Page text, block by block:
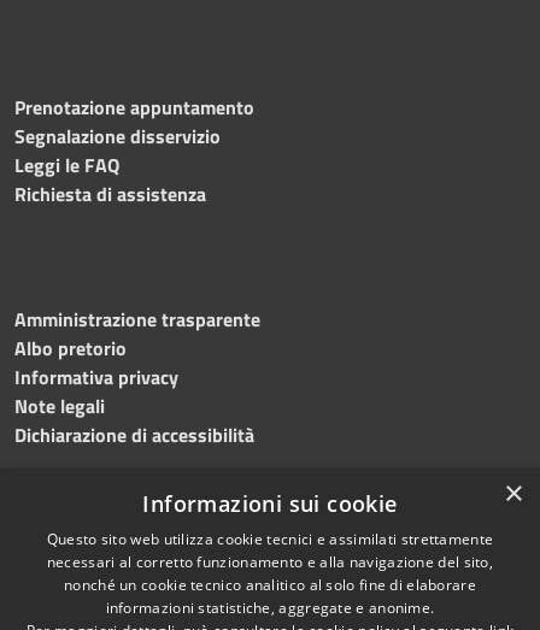
Prenotazione appuntamento
Segnalazione disservizio
Leggi le FAQ
Richiesta di assistenza
Amministrazione trasparente
Albo pretorio
Informativa privacy
Note legali
Dichiarazione di accessibilità
RSS
Accessibilità
Copyright © 2024 •
Comune diGrottaminarda
• Powered byMunicipium
×
Informazioni sui cookie
Questo sito web utilizza cookie tecnici e assimilati strettamente
necessari al corretto funzionamento e alla navigazione del sito,
nonché un cookie tecnico analitico al solo fine di elaborare
informazioni statistiche, aggregate e anonime.